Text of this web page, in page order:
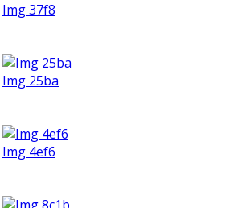
Img 37f8
Img 25ba
Img 4ef6